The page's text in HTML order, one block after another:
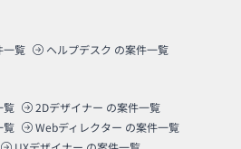
一覧 ヘルプデスク の案件一覧
覧 2Dデザイナー の案件一覧
覧 Webディレクター の案件一覧